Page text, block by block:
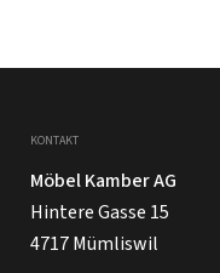
KONTAKT
Möbel Kamber AG
Hintere Gasse 15
4717 Mümliswil